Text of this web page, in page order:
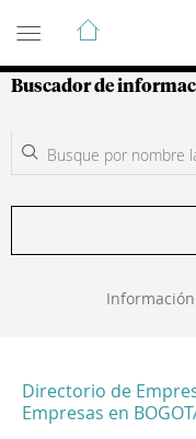
Guía de
Buscador de
Directorio de
Empresas en